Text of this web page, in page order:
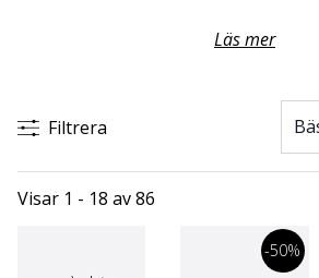
som sätter lyx på tillvaron. Inspireras
absorptionsförmåga
Läs mer
Filtrera
Visar 1 - 18 av 86
-50%